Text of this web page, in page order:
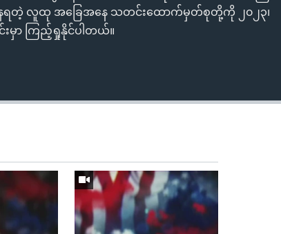
ရတဲ့ လူထု အခြေအနေ သတင်းထောက်မှတ်စုတို့ကို ၂၀၂၃၊
ာ ကြည့်ရှုနိုင်ပါတယ်။